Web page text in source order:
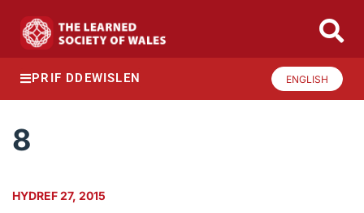
PRIF DDEWISLEN ENGLISH
8
HYDREF 27, 2015